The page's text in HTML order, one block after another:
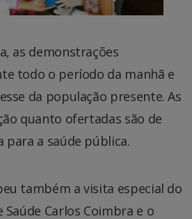
as demonstrações
todo o período da manhã e
da população presente. As
quanto ofertadas são de
a saúde pública.
também a visita especial do
Carlos Coimbra e o